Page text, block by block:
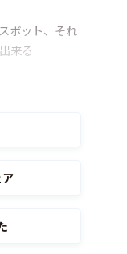
ボット、それ
来る
ア